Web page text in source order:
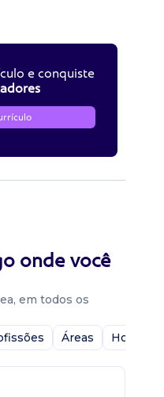
e conquiste
onde você
em todos os
Áreas Home-